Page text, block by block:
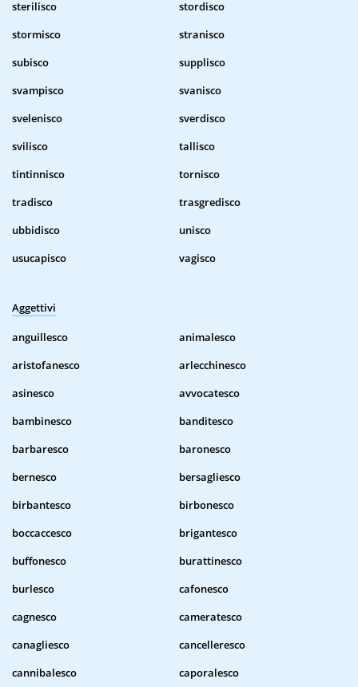
sterilisco
stordisco
stormisco
stranisco
subisco
supplisco
svampisco
svanisco
svelenisco
sverdisco
svilisco
tallisco
tintinnisco
tornisco
tradisco
trasgredisco
ubbidisco
unisco
usucapisco
vagisco
Aggettivi
anguillesco
animalesco
aristofanesco
arlecchinesco
asinesco
avvocatesco
bambinesco
banditesco
barbaresco
baronesco
bernesco
bersagliesco
birbantesco
birbonesco
boccaccesco
brigantesco
buffonesco
burattinesco
burlesco
cafonesco
cagnesco
cameratesco
canagliesco
cancelleresco
cannibalesco
caporalesco